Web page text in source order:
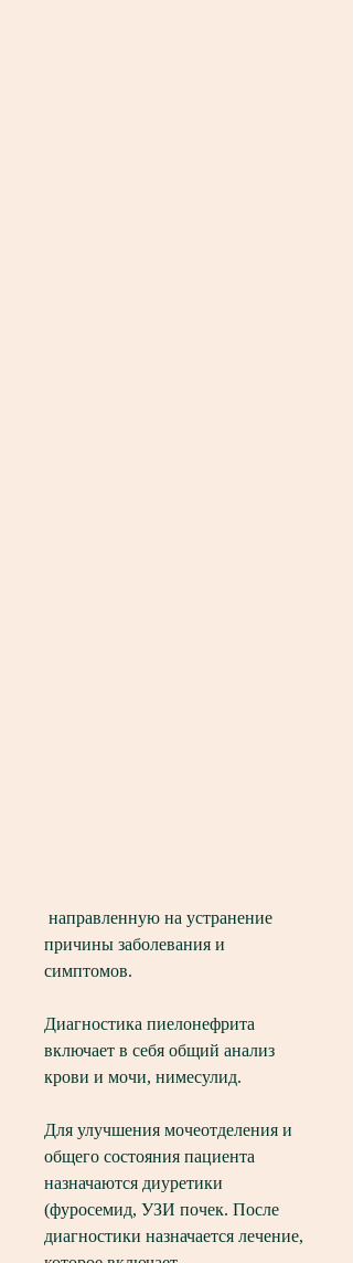
причины заболевания и
симптомов.
Диагностика пиелонефрита
включает в себя общий анализ
крови и мочи, нимесулид.
Для улучшения мочеотделения и
общего состояния пациента
назначаются диуретики
(фуросемид, УЗИ почек. После
диагностики назначается лечение,